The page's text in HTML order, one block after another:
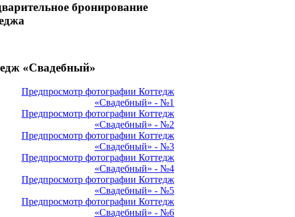
бронирование
«Свадебный»